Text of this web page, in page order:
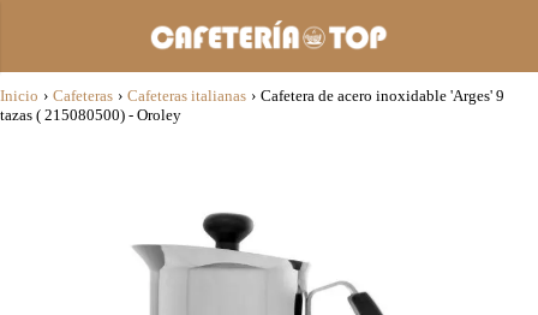
Inicio › Cafeteras › Cafeteras italianas › Cafetera de acero inoxidable 'Arges' 9
tazas ( 215080500) - Oroley